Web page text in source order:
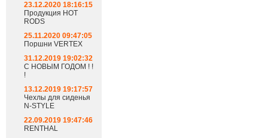
23.12.2020 18:16:15
Продукция HOT
RODS
25.11.2020 09:47:05
Поршни VERTEX
31.12.2019 19:02:32
С НОВЫМ ГОДОМ ! !
!
13.12.2019 19:17:57
Чехлы для сиденья
N-STYLE
22.09.2019 19:47:46
RENTHAL